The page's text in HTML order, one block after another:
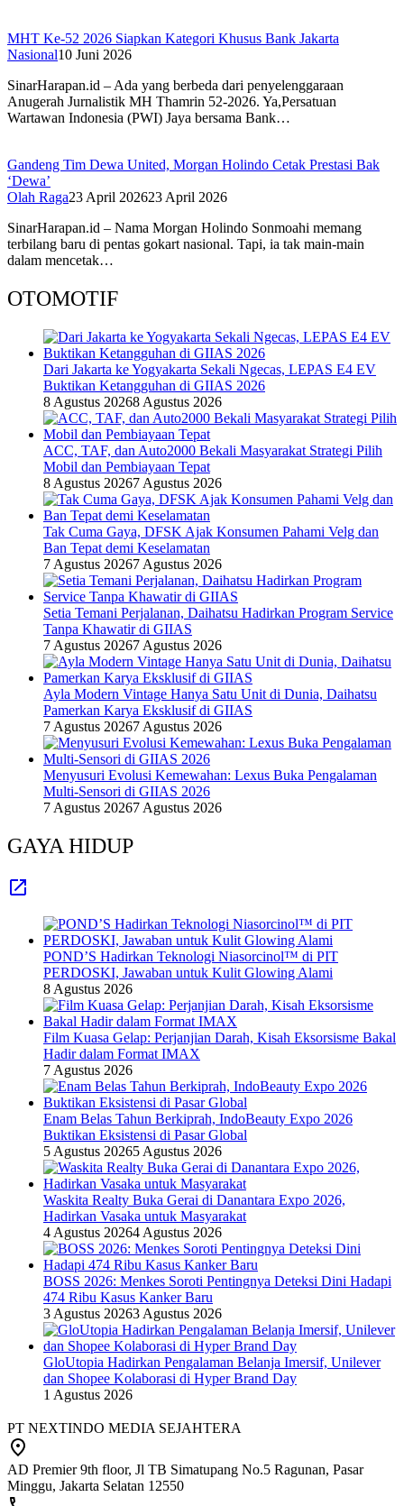
MHT Ke-52 2026 Siapkan Kategori Khusus Bank Jakarta
Nasional10 Juni 2026
SinarHarapan.id – Ada yang berbeda dari penyelenggaraan
Anugerah Jurnalistik MH Thamrin 52-2026. Ya,Persatuan
Wartawan Indonesia (PWI) Jaya bersama Bank…
Gandeng Tim Dewa United, Morgan Holindo Cetak Prestasi Bak
‘Dewa’
Olah Raga23 April 202623 April 2026
SinarHarapan.id – Nama Morgan Holindo Sonmoahi memang
terbilang baru di pentas gokart nasional. Tapi, ia tak main-main
dalam mencetak…
OTOMOTIF
Dari Jakarta ke Yogyakarta Sekali Ngecas, LEPAS E4 EV
Buktikan Ketangguhan di GIIAS 2026
8 Agustus 20268 Agustus 2026
ACC, TAF, dan Auto2000 Bekali Masyarakat Strategi Pilih
Mobil dan Pembiayaan Tepat
8 Agustus 20267 Agustus 2026
Tak Cuma Gaya, DFSK Ajak Konsumen Pahami Velg dan
Ban Tepat demi Keselamatan
7 Agustus 20267 Agustus 2026
Setia Temani Perjalanan, Daihatsu Hadirkan Program Service
Tanpa Khawatir di GIIAS
7 Agustus 20267 Agustus 2026
Ayla Modern Vintage Hanya Satu Unit di Dunia, Daihatsu
Pamerkan Karya Eksklusif di GIIAS
7 Agustus 20267 Agustus 2026
Menyusuri Evolusi Kemewahan: Lexus Buka Pengalaman
Multi-Sensori di GIIAS 2026
7 Agustus 20267 Agustus 2026
GAYA HIDUP
POND’S Hadirkan Teknologi Niasorcinol™ di PIT
PERDOSKI, Jawaban untuk Kulit Glowing Alami
8 Agustus 2026
Film Kuasa Gelap: Perjanjian Darah, Kisah Eksorsisme Bakal
Hadir dalam Format IMAX
7 Agustus 2026
Enam Belas Tahun Berkiprah, IndoBeauty Expo 2026
Buktikan Eksistensi di Pasar Global
5 Agustus 20265 Agustus 2026
Waskita Realty Buka Gerai di Danantara Expo 2026,
Hadirkan Vasaka untuk Masyarakat
4 Agustus 20264 Agustus 2026
BOSS 2026: Menkes Soroti Pentingnya Deteksi Dini Hadapi
474 Ribu Kasus Kanker Baru
3 Agustus 20263 Agustus 2026
GloUtopia Hadirkan Pengalaman Belanja Imersif, Unilever
dan Shopee Kolaborasi di Hyper Brand Day
1 Agustus 2026
PT NEXTINDO MEDIA SEJAHTERA
AD Premier 9th floor, Jl TB Simatupang No.5 Ragunan, Pasar
Minggu, Jakarta Selatan 12550